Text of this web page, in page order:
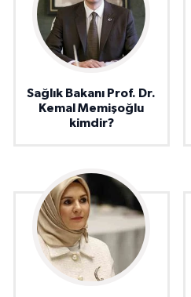
Sağlık Bakanı Prof. Dr.
Kemal Memişoğlu
kimdir?